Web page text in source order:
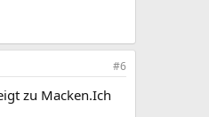
#6
zu Macken.Ich